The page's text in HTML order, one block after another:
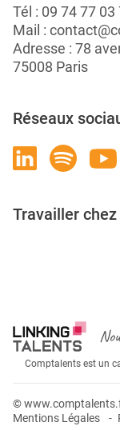
Tél : 09 74 77 03
Mail :
Adresse : 78
75008 Paris
Réseaux
Travailler
Comptalents est un
©
Mentions Légales